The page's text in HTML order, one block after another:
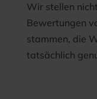
Wir stellen
Bewertungen
stammen, die
tatsächlich